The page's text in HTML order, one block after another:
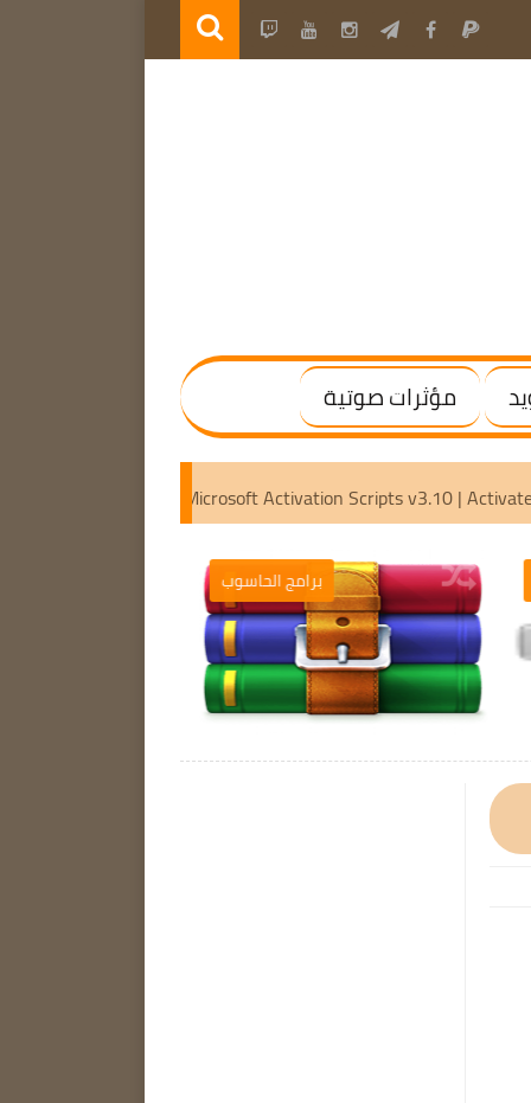
مؤثرات صوتية
Microsoft Activation Scripts
Final | (x64) [Activated]
برامج الحاسوب